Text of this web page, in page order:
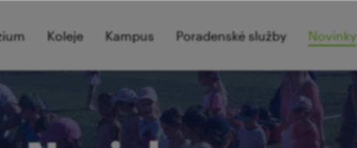
Koleje Kampus Poradenské služby Novinky